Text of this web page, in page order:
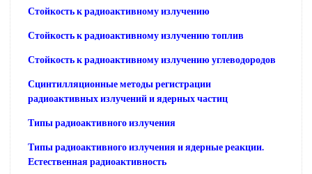
Стойкость к радиоактивному излучению
Стойкость к радиоактивному излучению топлив
Стойкость к радиоактивному излучению углеводородов
Сцинтилляционные методы регистрации
радиоактивных излучений и ядерных частиц
Типы радиоактивного излучения
Типы радиоактивного излучения и ядерные реакции.
Естественная радиоактивность